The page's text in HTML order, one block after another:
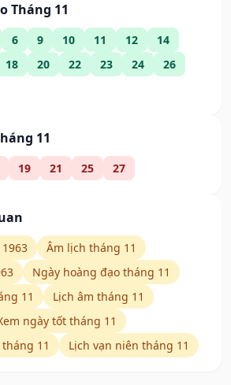
Tháng 11
6 9 10 11 12
14
18 20 22 23 24
26
11
19 21 25 27
Âm lịch tháng 11
Ngày hoàng đạo tháng 11
11
Lịch âm tháng 11
ngày tốt tháng 11
11
Lịch vạn niên tháng 11